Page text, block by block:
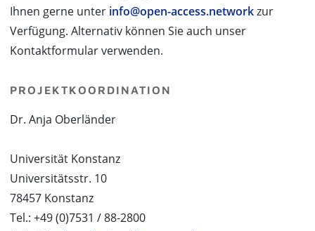
Ihnen gerne unter info@open-access.networkzur
Verfügung. Alternativ können Sie auch unser
Kontaktformular verwenden.
PROJEKTKOORDINATION
Dr. Anja Oberländer
Universität Konstanz
Universitätsstr. 10
78457 Konstanz
Tel.: +49 (0)7531 / 88-2800